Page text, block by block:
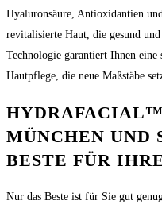
Hyaluronsäure, Antioxidantien
revitalisierte Haut, die gesund
Technologie garantiert Ihnen
Hautpflege, die neue Maßstäbe
MÜNCHEN UND
BESTE FÜR
Nur das Beste ist für Sie gut